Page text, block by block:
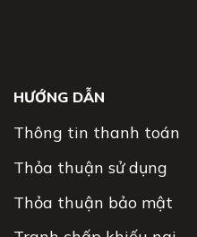
HƯỚNG DẪN
Thông tin thanh toán
Thỏa thuận sử dụng
Thỏa thuận bảo mật